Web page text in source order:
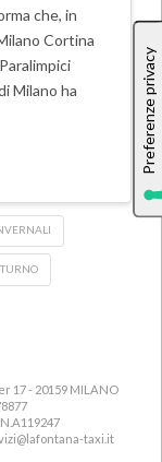
che, in
Cortina
Milano ha
TURNO
17 - 20159 MILANO
taxi.it